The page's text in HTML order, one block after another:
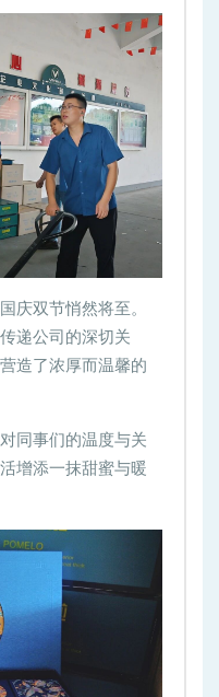
庆双节悄然将至。
递公司的深切关
造了浓厚而温馨的
同事们的温度与关
增添一抹甜蜜与暖